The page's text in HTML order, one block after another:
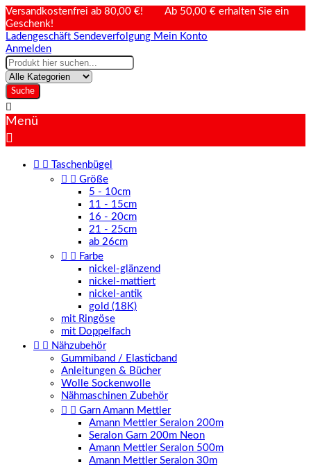
Versandkostenfrei ab 80,00 €! Ab 50,00 € erhalten Sie ein
Geschenk!
Ladengeschäft Sendeverfolgung Mein Konto
Anmelden
Suche

Menü

 
Taschenbügel
  Größe
5 - 10cm
11 - 15cm
16 - 20cm
21 - 25cm
ab 26cm
  Farbe
nickel-glänzend
nickel-mattiert
nickel-antik
gold (18K)
mit Ringöse
mit Doppelfach
  Nähzubehör
Gummiband / Elasticband
Anleitungen & Bücher
Wolle Sockenwolle
Nähmaschinen Zubehör
  Garn Amann Mettler
Amann Mettler Seralon 200m
Seralon Garn 200m Neon
Amann Mettler Seralon 500m
Amann Mettler Seralon 30m